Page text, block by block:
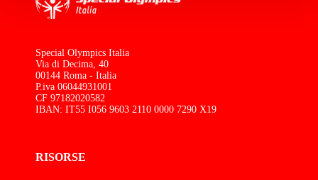
Special Olympics Italia
Via di Decima, 40
00144 Roma - Italia
P.iva 06044931001
CF 97182020582
IBAN: IT55 I056 9603 2110 0000 7290 X19
RISORSE